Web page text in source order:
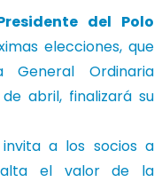
del Polo
elecciones, que
Ordinaria
abril, finalizará su
a los socios a
el valor de la